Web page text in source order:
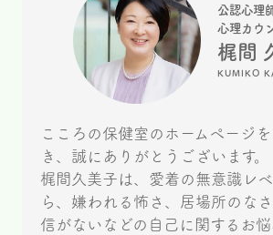
公認心理
心理カウ
梶間
KUMIKO
こころの保健室のホームページ
き、誠にありがとうございます。
梶間久美子は、愛着の無意識レ
ら、嫌われる怖さ、居場所のな
信がないなどの自己に関するお